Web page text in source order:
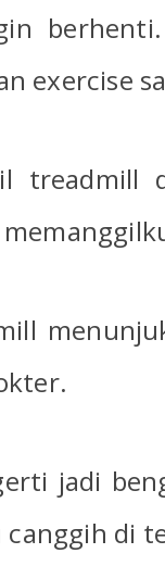
exercise
treadmill
jadi
di